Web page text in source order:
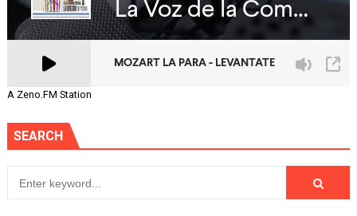
A Zeno.FM Station
SEARCH